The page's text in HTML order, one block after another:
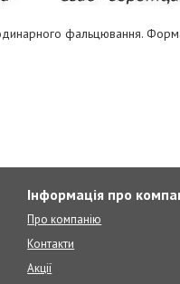
фальцювання.
Інформація про
Про компанію
Контакти
Акції